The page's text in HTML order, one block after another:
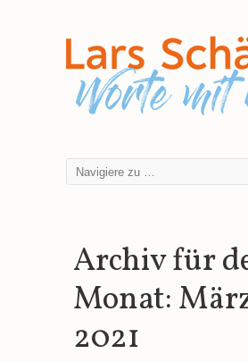
Archiv für
Monat:
2021